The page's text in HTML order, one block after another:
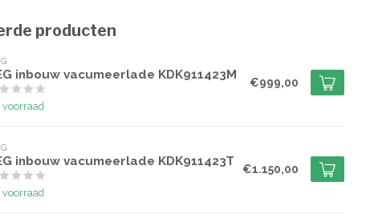
producten
inbouw vacumeerlade KDK911423M
voorraad
€999,00
inbouw vacumeerlade KDK911423T
voorraad
€1.150,00